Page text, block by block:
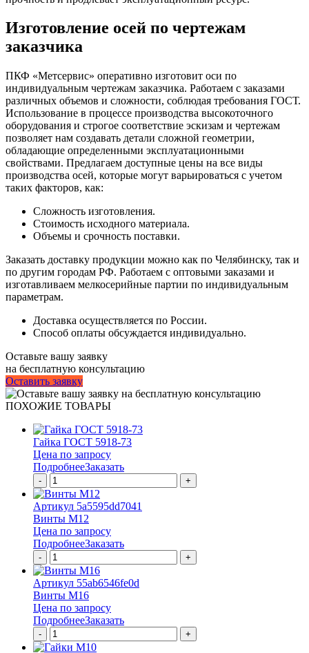
Изготовление осей по чертежам
заказчика
ПКФ «Метсервис» оперативно изготовит оси по
индивидуальным чертежам заказчика. Работаем с заказами
различных объемов и сложности, соблюдая требования ГОСТ.
Использование в процессе производства высокоточного
оборудования и строгое соответствие эскизам и чертежам
позволяет нам создавать детали сложной геометрии,
обладающие определенными эксплуатационными
свойствами. Предлагаем доступные цены на все виды
производства осей, которые могут варьироваться с учетом
таких факторов, как:
Сложность изготовления.
Стоимость исходного материала.
Объемы и срочность поставки.
Заказать доставку продукции можно как по Челябинску, так и
по другим городам РФ. Работаем с оптовыми заказами и
изготавливаем мелкосерийные партии по индивидуальным
параметрам.
Доставка осуществляется по России.
Способ оплаты обсуждается индивидуально.
Оставьте вашу заявку
на бесплатную консультацию
Оставить заявку
ПОХОЖИЕ ТОВАРЫ
Гайка ГОСТ 5918-73
Цена по запросу
ПодробнееЗаказать
- +
Артикул 5a5595dd7041
Винты М12
Цена по запросу
ПодробнееЗаказать
- +
Артикул 55ab6546fe0d
Винты М16
Цена по запросу
ПодробнееЗаказать
- +